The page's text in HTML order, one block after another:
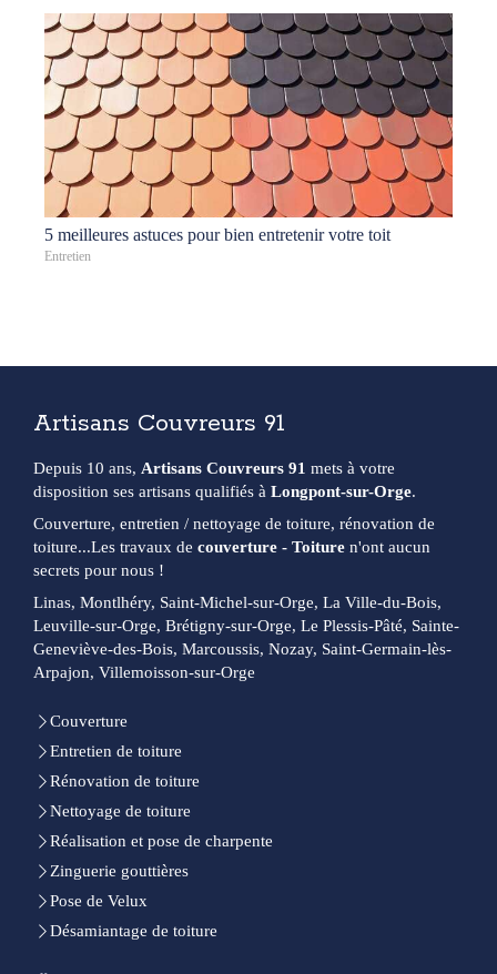
5 meilleures astuces pour bien entretenir votre toit
Entretien
Artisans Couvreurs 91
Depuis 10 ans, Artisans Couvreurs 91 mets à votre
disposition ses artisans qualifiés à Longpont-sur-Orge.
Couverture, entretien / nettoyage de toiture, rénovation de
toiture...Les travaux de couverture - Toiture n'ont aucun
secrets pour nous !
Linas, Montlhéry, Saint-Michel-sur-Orge, La Ville-du-Bois,
Leuville-sur-Orge, Brétigny-sur-Orge, Le Plessis-Pâté, Sainte-
Geneviève-des-Bois, Marcoussis, Nozay, Saint-Germain-lès-
Arpajon, Villemoisson-sur-Orge
Couverture
Entretien de toiture
Rénovation de toiture
Nettoyage de toiture
Réalisation et pose de charpente
Zinguerie gouttières
Pose de Velux
Désamiantage de toiture